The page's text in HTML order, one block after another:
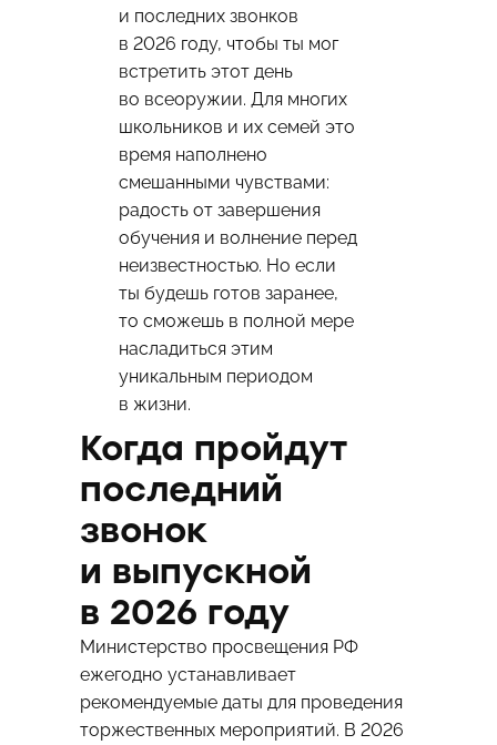
и последних звонков
в 2026 году, чтобы ты мог
встретить этот день
во всеоружии. Для многих
школьников и их семей это
время наполнено
смешанными чувствами:
радость от завершения
обучения и волнение перед
неизвестностью. Но если
ты будешь готов заранее,
то сможешь в полной мере
насладиться этим
уникальным периодом
в жизни.
Когда пройдут
последний
звонок
и выпускной
в 2026 году
Министерство просвещения РФ
ежегодно устанавливает
рекомендуемые даты для проведения
торжественных мероприятий. В 2026